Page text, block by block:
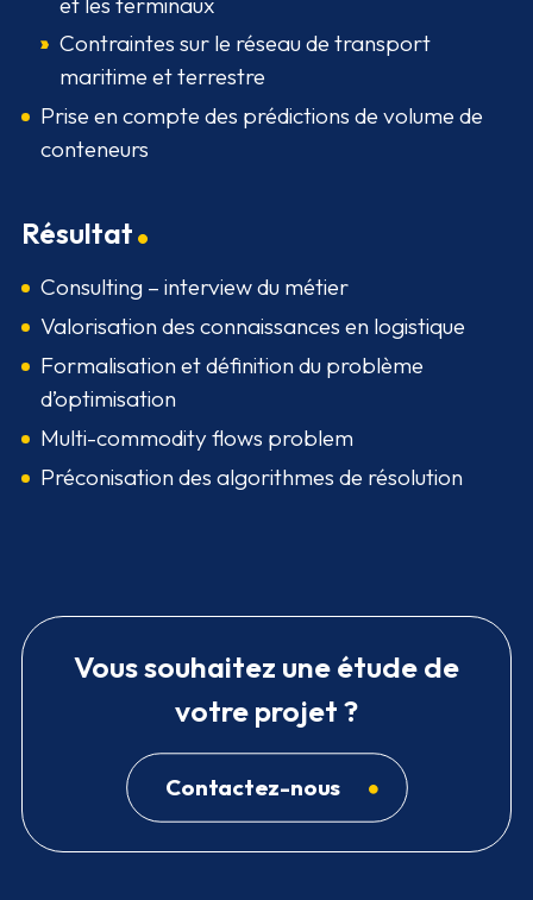
Contraintes sur le réseau de transport
maritime et terrestre
Prise en compte des prédictions de volume de
conteneurs
Résultat
Consulting – interview du métier
Valorisation des connaissances en logistique
Formalisation et définition du problème
d’optimisation
Multi-commodity flows problem
Préconisation des algorithmes de résolution
Vous souhaitez une étude de
votre projet ?
Contactez-nous